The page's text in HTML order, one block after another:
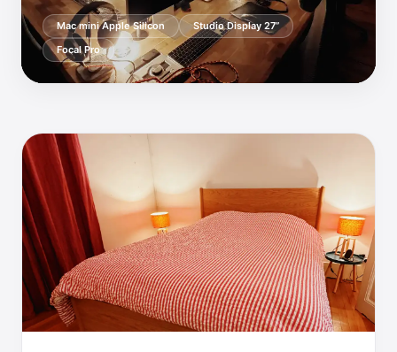
Mac mini Apple Silicon
Studio Display 27”
Focal Pro